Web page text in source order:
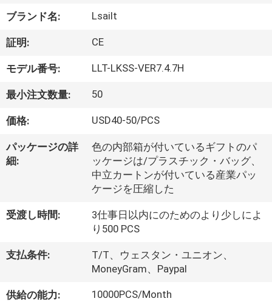
ビ
デ
オ
私
達
に
て
工
場
ブランド名: Lsailt
証明: CE
モデル番号: LLT-LKSS-VER7.4.7H
最小注文数量: 50
価格: USD40-50/PCS
パッケージの詳
細:
色の内部箱が付いているギフトのパ
ッケージは/プラスチック・バッグ、
中立カートンが付いている産業パッ
ケージを圧縮した
受渡し時間:
3仕事日以内にのためのより少しによ
り500 PCS
支払条件:
T/T、ウェスタン・ユニオン、
MoneyGram、Paypal
供給の能力: 10000PCS/Month